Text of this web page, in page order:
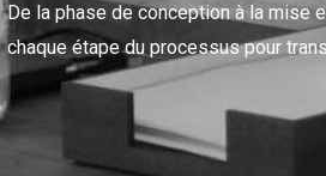
De la phase de conception à la mise
chaque étape du processus pour